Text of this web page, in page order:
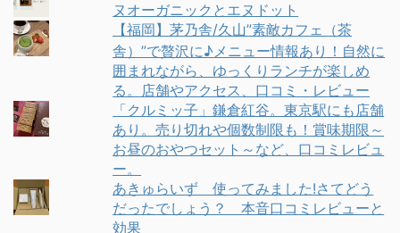
ヌオーガニックとエヌドット
【福岡】茅乃舎/久山”素敵カフェ（茶
舎）”で贅沢に♪メニュー情報あり！自然に
囲まれながら、ゆっくりランチが楽しめ
る。店舗やアクセス、口コミ・レビュー
「クルミッ子」鎌倉紅谷。東京駅にも店舗
あり。売り切れや個数制限も！賞味期限～
お昼のおやつセット～など、口コミレビュ
ー。
あきゅらいず 使ってみました!さてどう
だったでしょう？ 本音口コミレビューと
効果